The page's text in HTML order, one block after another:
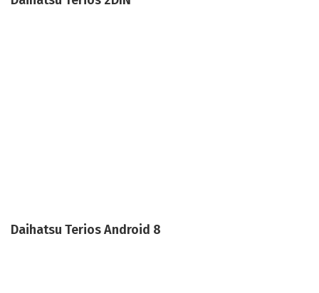
Daihatsu Terios Android 8